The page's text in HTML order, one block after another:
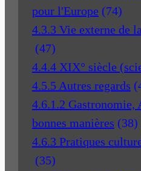
pour l'Europe (74)
4.3.3 Vie externe de
(47)
4.4.4 XIX° siècle
4.5.5 Autres regards
4.6.1.2 Gastronomie,
bonnes manières (38)
4.6.3 Pratiques
(35)